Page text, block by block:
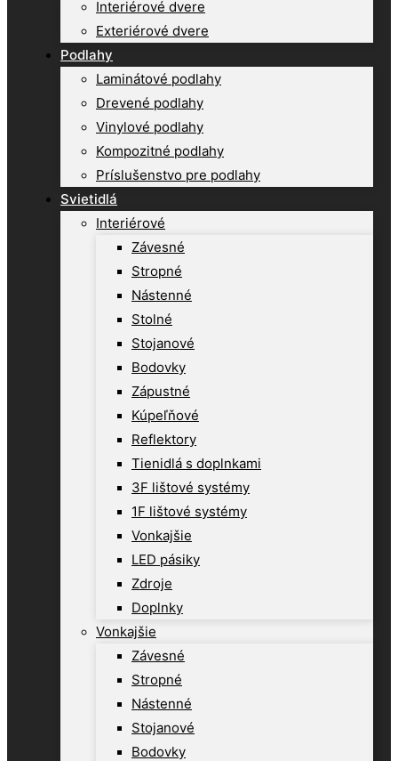
Interiérové dvere
Exteriérové dvere
Podlahy
Laminátové podlahy
Drevené podlahy
Vinylové podlahy
Kompozitné podlahy
Príslušenstvo pre podlahy
Svietidlá
Interiérové
Závesné
Stropné
Nástenné
Stolné
Stojanové
Bodovky
Zápustné
Kúpeľňové
Reflektory
Tienidlá s doplnkami
3F lištové systémy
1F lištové systémy
Vonkajšie
LED pásiky
Zdroje
Doplnky
Vonkajšie
Závesné
Stropné
Nástenné
Stojanové
Bodovky